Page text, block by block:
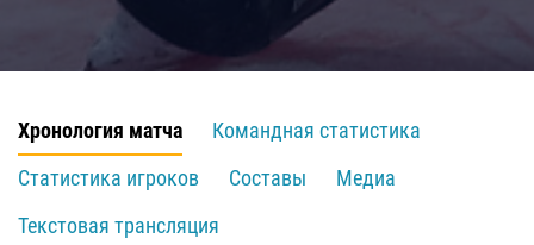
Хронология матча
Командная статистика
Статистика игроков
Составы
Медиа
Текстовая трансляция